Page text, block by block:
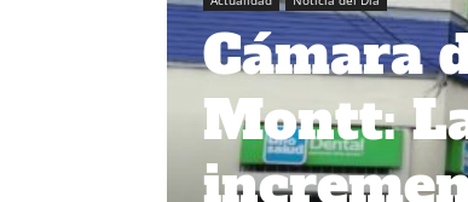
Cámara
Montt: